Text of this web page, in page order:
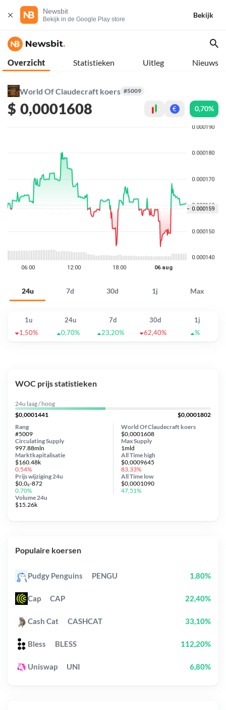
Newsbit
Bekijk in de Google Play store
Bekijk
Overzicht Statistieken Uitleg Nieuws
World Of Claudecraft koers #5009
$ 0,0001608 € 0,70%
24u 7d 30d 1j Max
1u 24u 7d 30d
1j
1,50%
0,70% 23,20% 62,40% %
WOC prijs statistieken
24u laag / hoog
$0,0001441
$0,0001802
World Of Claudecraft koers
$0,0001608
Circulating Supply
997.88mln
Prijs wijziging 24u
$0,0₆-872
0,70%
Max Supply
1mld
Marktkapitalisatie
$160.48k
0,54%
Volume 24u
$15.26k
Rang
#5009
All Timehigh
$0,0009645
83,33%
All Time low
$0,0001090
47,51%
Populaire koersen
Pudgy Penguins PENGU 1,80%
Cap CAP 22,40%
Cash Cat CASHCAT 33,10%
Bless BLESS 112,20%
Uniswap UNI 6,80%